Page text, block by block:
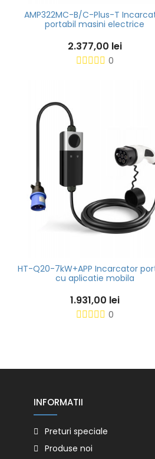
AMP322MC-B/C-Plus-T
portabil masini electrice
2.377,00 lei
0
HT-Q20-7kW+APP Incarcator
cu aplicatie mobila
1.931,00 lei
0
INFORMATII
Preturi speciale
Produse noi